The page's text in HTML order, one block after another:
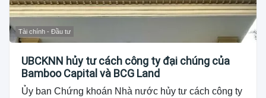
Tài chính - Đầu tư
UBCKNN hủy tư cách công ty đại chúng của
Bamboo Capital và BCG Land
Ủy ban Chứng khoán Nhà nước hủy tư cách công ty